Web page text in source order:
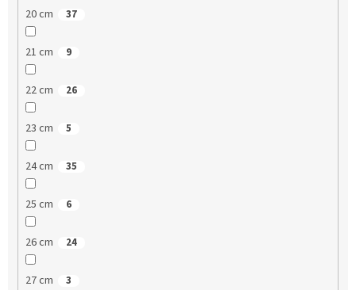
20 cm 37
21 cm 9
22 cm 26
23 cm 5
24 cm 35
25 cm 6
26 cm 24
27 cm 3